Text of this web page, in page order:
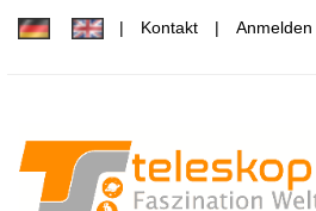
Kontakt Anmelden